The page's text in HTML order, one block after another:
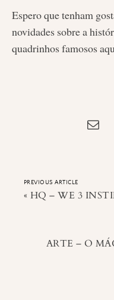
Espero que tenham
novidades sobre a
quadrinhos famosos
PREVIOUS ARTICLE
« HQ – WE 3
ARTE – O